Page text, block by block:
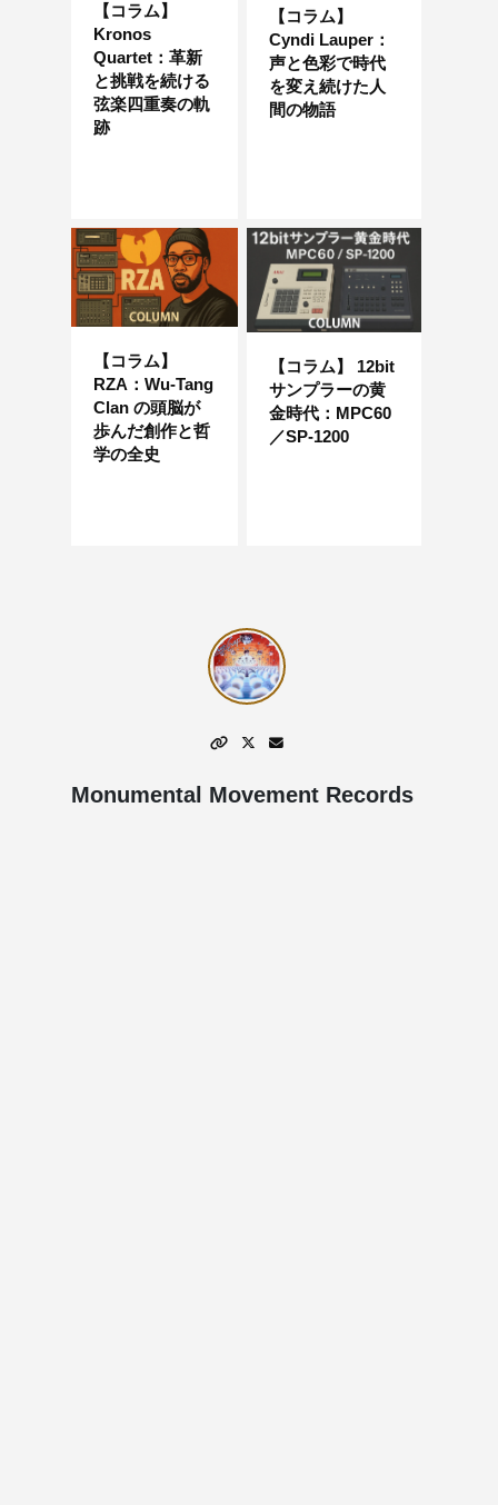
【コラム】
Kronos
Quartet：革新
と挑戦を続ける
弦楽四重奏の軌
跡
【コラム】
Cyndi Lauper：
声と色彩で時代
を変え続けた人
間の物語
【コラム】
RZA：Wu-Tang
Clan の頭脳が
歩んだ創作と哲
学の全史
【コラム】 12bit
サンプラーの黄
金時代：MPC60
／SP-1200
Monumental Movement Records